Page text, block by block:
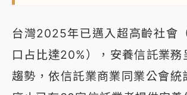
台灣2025年已邁入超高齡社會
口占比達20%），安養信託業務
趨勢，依信託業商業同業公會統